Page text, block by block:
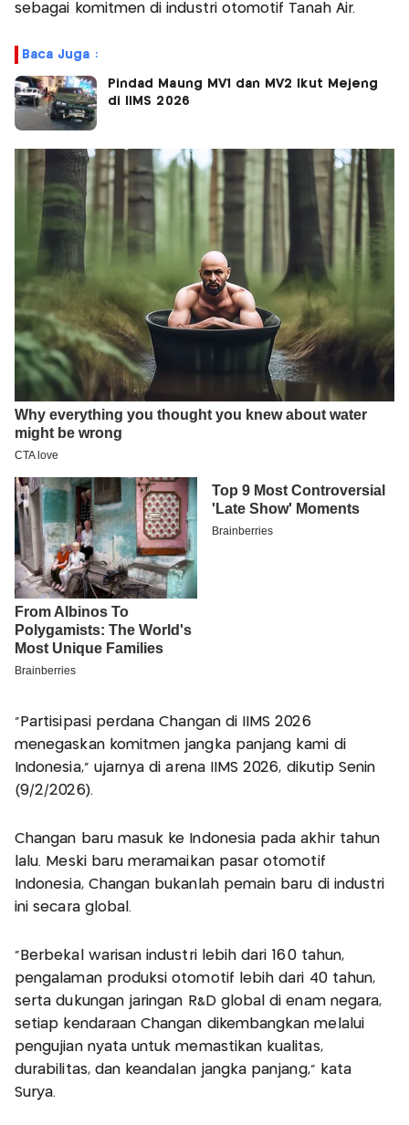
sebagai komitmen di industri otomotif Tanah Air.
Baca Juga :
Pindad Maung MV1 dan MV2 Ikut Mejeng
di IIMS 2026
"Partisipasi perdana Changan di IIMS 2026
menegaskan komitmen jangka panjang kami di
Indonesia," ujarnya di arena IIMS 2026, dikutip Senin
(9/2/2026).
Changan baru masuk ke Indonesia pada akhir tahun
lalu. Meski baru meramaikan pasar otomotif
Indonesia, Changan bukanlah pemain baru di industri
ini secara global.
"Berbekal warisan industri lebih dari 160 tahun,
pengalaman produksi otomotif lebih dari 40 tahun,
serta dukungan jaringan R&D global di enam negara,
setiap kendaraan Changan dikembangkan melalui
pengujian nyata untuk memastikan kualitas,
durabilitas, dan keandalan jangka panjang," kata
Surya.